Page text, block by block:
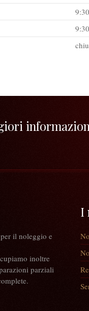
il noleggio e
inoltre
parziali
I